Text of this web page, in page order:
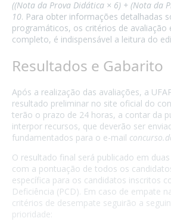
((Nota da Prova Didática × 6) + (Nota da
10. Para obter informações detalhadas
programáticos, os critérios de avaliação
completo, é indispensável a leitura do
Resultados e Gabarito
Após a realização das avaliações, a
resultado preliminar no site oficial do
terão o prazo de 24 horas, a contar da
interpor recursos, que deverão ser
fundamentados para o e-mail
O resultado final será publicado em
com a pontuação de todos os
específica para os candidatos inscritos
Deficiência (PCD). Em caso de empate
critérios de desempate seguirão a
prioridade: